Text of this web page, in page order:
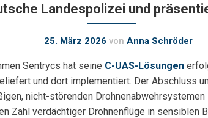
Landespolizei und
25. März 2026 von Anna Schröder
Sentrycs hat seine C-UAS-Lösungen
und dort implementiert. Der Abschluss
nicht-störenden
Zahl verdächtiger Drohnenflüge in sensiblen